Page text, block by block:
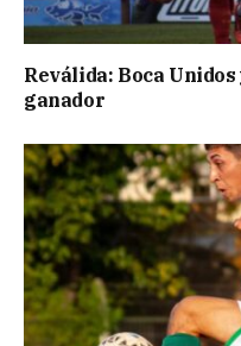
Reválida: Boca
ganador